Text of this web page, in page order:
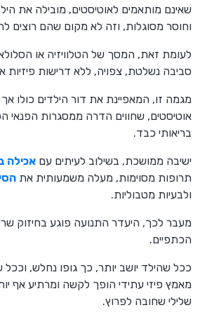
שאינם מותאמים לאוטיסטים, מובילה את
וחוסר מסוגלות, וזה לא מקום שהם רוצים
לעומת זאת, המסך של הטלוויזיה או
סביבה נשלטת, צפויה, ללא דרישות פיזיות
מגמה זו, המאפיינת את דור הילדים כולו
אוטיסטים, שחווים הדרה ממסגרות הפנאי
בריאותי כבד.
ישיבה ממושכת, בשילוב לעיתים עם אכילה
תרופות מסוימות, מעלה משמעותית את
ולבעיות מטבוליות.
מעבר לכך, היעדר התנועה פוגע בחיזוק
הכתפיים.
ככל שהילד יושב יותר, כך גופו נחלש,
מאמץ פיזי עתידי הופך לקשה ומרתיע אף
שלילי שחובה לפרוץ.